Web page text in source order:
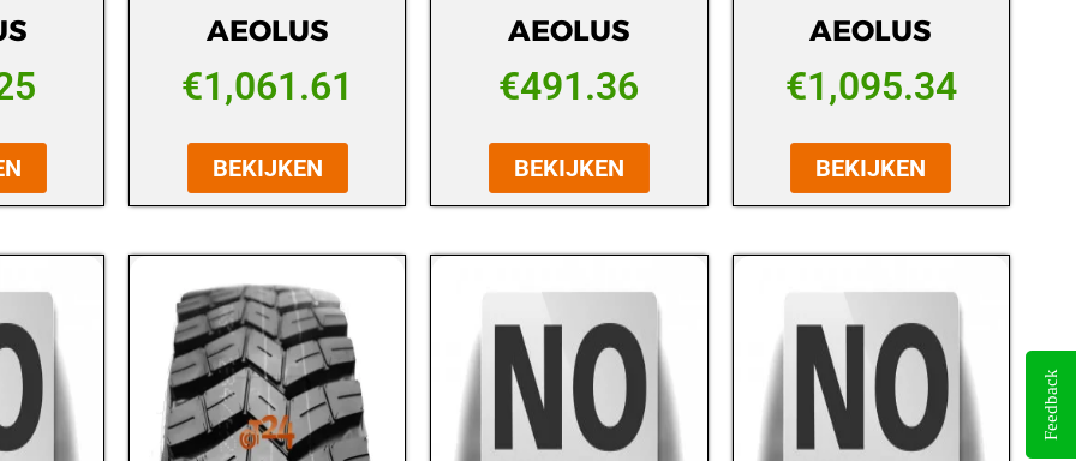
AEOLUS
€1,061.61
BEKIJKEN
AEOLUS
€491.36
BEKIJKEN
AEOLUS
€1,095.34
BEKIJKEN
Feedback